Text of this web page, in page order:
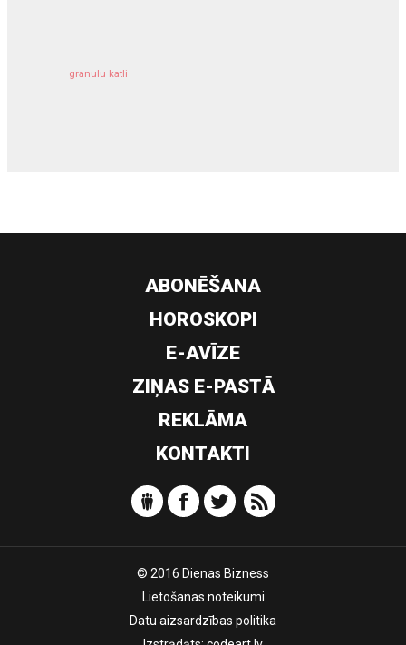
granulu katli
ABONĒŠANA
HOROSKOPI
E-AVĪZE
ZIŅAS E-PASTĀ
REKLĀMA
KONTAKTI
© 2016 Dienas Bizness
Lietošanas noteikumi
Datu aizsardzības politika